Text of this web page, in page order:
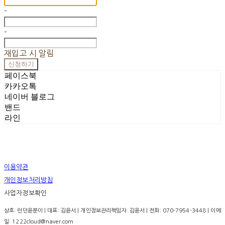
-
-
재입고 시 알림
신청하기
페이스북
카카오톡
네이버 블로그
밴드
라인
이용약관
개인정보처리방침
사업자정보확인
상호: 런던윤분이 | 대표: 김윤서 | 개인정보관리책임자: 김윤서 | 전화: 070-7954-3448 | 이메
일: 1222cloud@naver.com